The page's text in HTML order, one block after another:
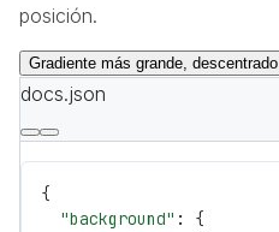
posición.
Gradiente más grande, descentrado
docs.json
{
  "background"
: {